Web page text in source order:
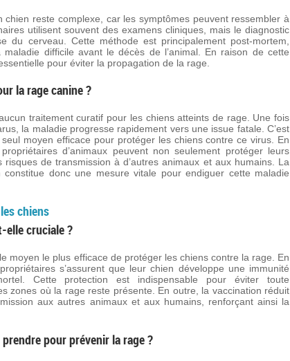
chien reste complexe, car les symptômes peuvent ressembler à
utilisent souvent des examens cliniques, mais le diagnostic
du cerveau. Cette méthode est principalement post-mortem,
difficile avant le décès de l’animal. En raison de cette
pour éviter la propagation de la rage.
la rage canine ?
traitement curatif pour les chiens atteints de rage. Une fois
la maladie progresse rapidement vers une issue fatale. C’est
moyen efficace pour protéger les chiens contre ce virus. En
d’animaux peuvent non seulement protéger leurs
de transmission à d’autres animaux et aux humains. La
constitue donc une mesure vitale pour endiguer cette maladie
chiens
elle cruciale ?
moyen le plus efficace de protéger les chiens contre la rage. En
s’assurent que leur chien développe une immunité
Cette protection est indispensable pour éviter toute
zones où la rage reste présente. En outre, la vaccination réduit
aux autres animaux et aux humains, renforçant ainsi la
pour prévenir la rage ?